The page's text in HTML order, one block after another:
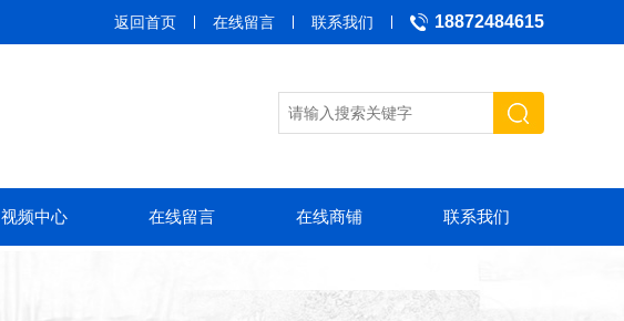
18872484615
返回首页 在线留言 联系我们
视频中心 在线留言 在线商铺 联系我们